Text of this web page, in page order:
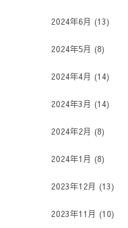
2024年6月 (13)
2024年5月 (8)
2024年4月 (14)
2024年3月 (14)
2024年2月 (8)
2024年1月 (8)
2023年12月 (13)
2023年11月 (10)